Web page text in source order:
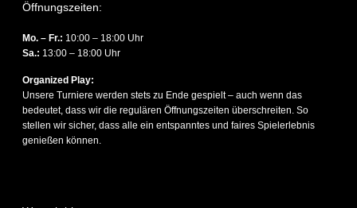
Öffnungszeiten:
Mo. – Fr.: 10:00 – 18:00 Uhr
Sa.: 13:00 – 18:00 Uhr
Organized Play:
Unsere Turniere werden stets zu Ende gespielt – auch wenn das
bedeutet, dass wir die regulären Öffnungszeiten überschreiten. So
stellen wir sicher, dass alle ein entspanntes und faires Spielerlebnis
genießen können.